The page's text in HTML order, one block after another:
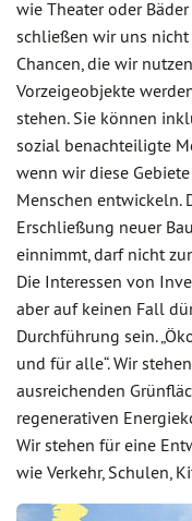
wie Theater oder
schließen wir uns
Chancen, die wir
Vorzeigeobjekte
stehen. Sie können
sozial benachteiligte
wenn wir diese
Menschen entwickeln.
Erschließung neuer
einnimmt, darf nicht
Die Interessen von
aber auf keinen Fall
Durchführung sein.
und für alle“. Wir
ausreichenden
regenerativen
Wir stehen für eine
wie Verkehr, Schulen,